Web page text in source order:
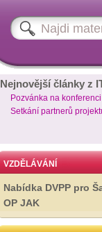
Nejnovější články z
Pozvánka na
Setkání partnerů
VZDĚLÁVÁNÍ
Nabídka DVPP pro
OP JAK